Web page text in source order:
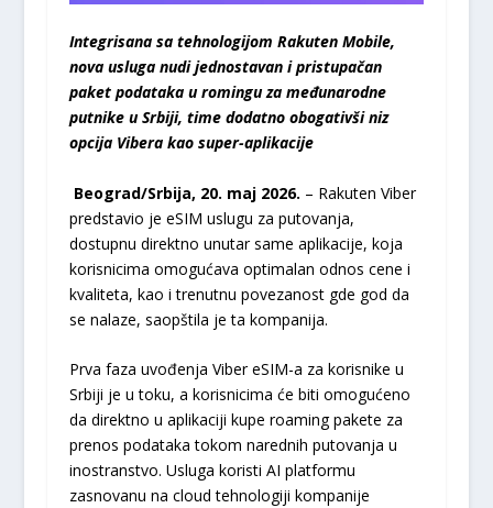
Integrisana sa tehnologijom Rakuten Mobile,
nova usluga nudi jednostavan i pristupačan
paket podataka u romingu za međunarodne
putnike u Srbiji, time dodatno obogativši niz
opcija Vibera kao super-aplikacije
Beograd/Srbija, 20. maj 2026. – Rakuten Viber
predstavio je eSIM uslugu za putovanja,
dostupnu direktno unutar same aplikacije, koja
korisnicima omogućava optimalan odnos cene i
kvaliteta, kao i trenutnu povezanost gde god da
se nalaze, saopštila je ta kompanija.
Prva faza uvođenja Viber eSIM-a za korisnike u
Srbiji je u toku, a korisnicima će biti omogućeno
da direktno u aplikaciji kupe roaming pakete za
prenos podataka tokom narednih putovanja u
inostranstvo. Usluga koristi AI platformu
zasnovanu na cloud tehnologiji kompanije